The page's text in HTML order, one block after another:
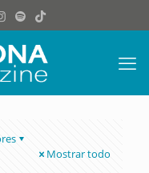
Mostrar todo